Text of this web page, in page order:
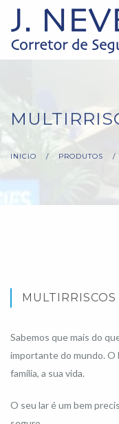
INICIO / PRODUTOS /
Sabemos que mais do
importante do mundo. O
familia, a sua vida.
O seu lar é um bem